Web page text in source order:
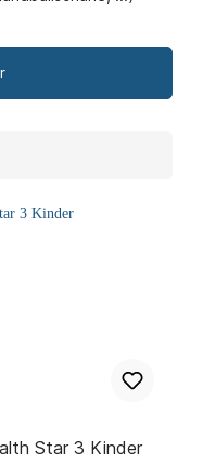
Star 3 Kinder